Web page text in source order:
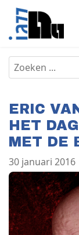
ERIC
HET
MET DE
30 januari 2016